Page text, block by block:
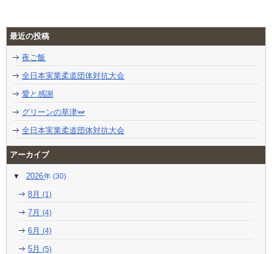
最近の投稿
夜ご飯
全日本実業柔道団体対抗大会
愛と感謝
グリーンの草津🫛
全日本実業柔道団体対抗大会
アーカイブ
2026 (30)
8月 (1)
7月 (4)
6月 (4)
5月 (5)